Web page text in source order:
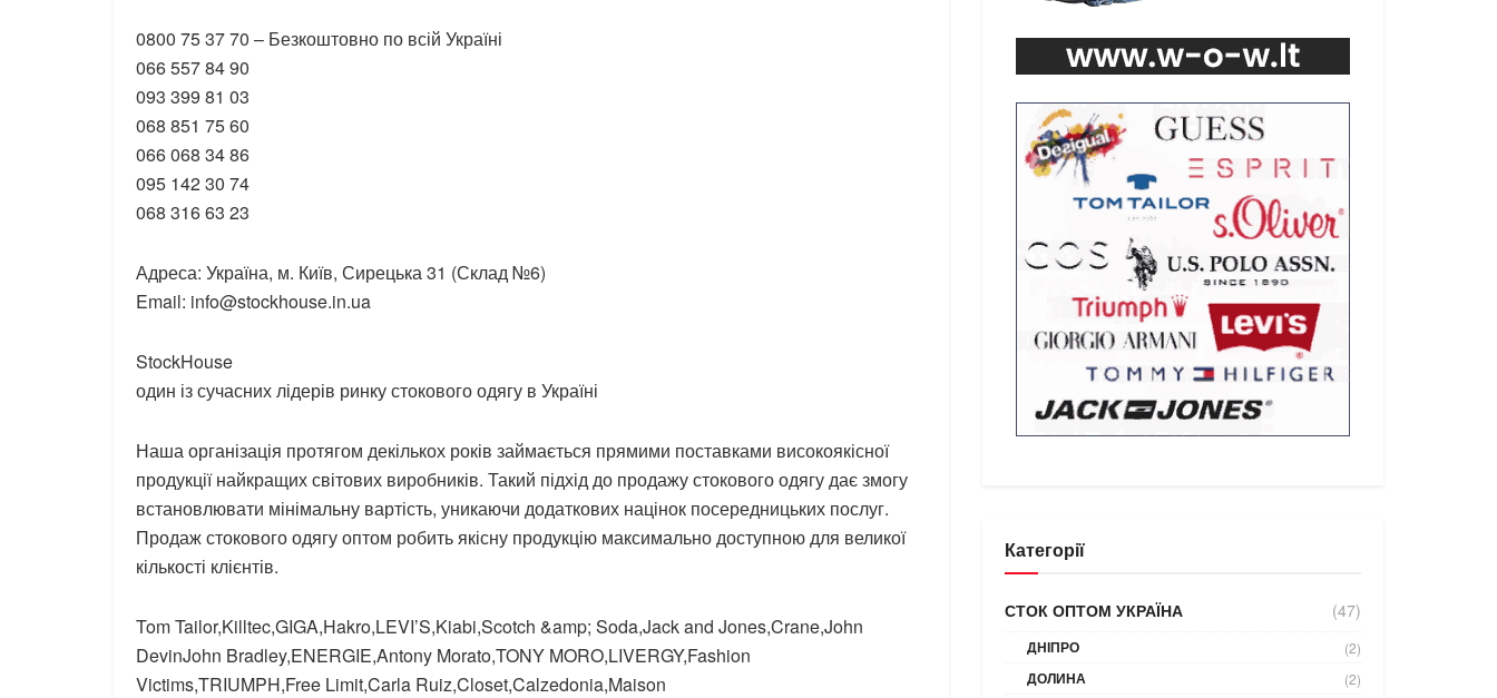
0800 75 37 70 – Безкоштовно по всій Україні
066 557 84 90
093 399 81 03
068 851 75 60
066 068 34 86
095 142 30 74
068 316 63 23
Адреса: Україна, м. Київ, Сирецька 31 (Склад №6)
Email: info@stockhouse.in.ua
StockHouse
один із сучасних лідерів ринку стокового одягу в Україні
Наша організація протягом декількох років займається прямими поставками високоякісної
продукції найкращих світових виробників. Такий підхід до продажу стокового одягу дає змогу
встановлювати мінімальну вартість, уникаючи додаткових націнок посередницьких послуг.
Продаж стокового одягу оптом робить якісну продукцію максимально доступною для великої
кількості клієнтів.
Tom Tailor,Killtec,GIGA,Hakro,LEVI’S,Kiabi,Scotch &amp; Soda,Jack and Jones,Crane,John
DevinJohn Bradley,ENERGIE,Antony Morato,TONY MORO,LIVERGY,Fashion
Victims,TRIUMPH,Free Limit,Carla Ruiz,Closet,Calzedonia,Maison
Категорії
СТОК ОПТОМ УКРАЇНА (47)
ДНІПРО (2)
ДОЛИНА (2)